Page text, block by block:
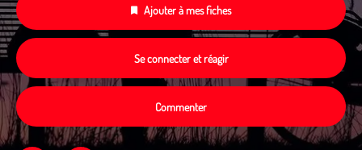
Ajouter à mes fiches
Se connecter et réagir
Commenter